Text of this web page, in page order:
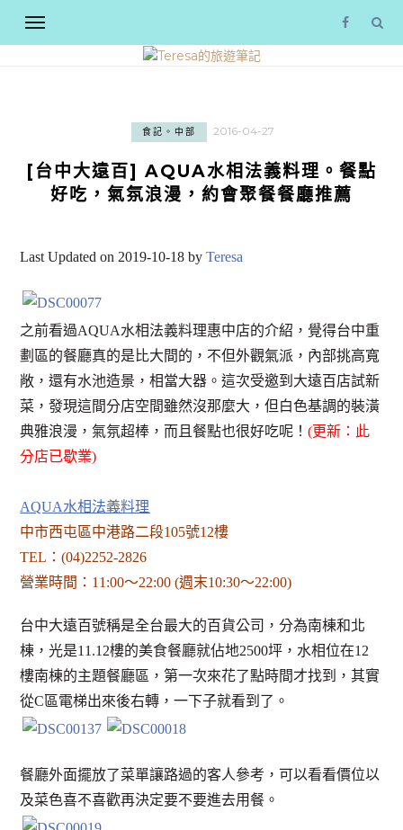
食記。中部 2016-04-27
[台中大遠百] AQUA水相法義料理。餐點
好吃，氣氛浪漫，約會聚餐餐廳推薦
Last Updated on 2019-10-18 byTeresa
之前看過AQUA水相法義料理惠中店的介紹，覺得台中重
劃區的餐廳真的是比大間的，不但外觀氣派，內部挑高寬
敞，還有水池造景，相當大器。這次受邀到大遠百店試新
菜，發現這間分店空間雖然沒那麼大，但白色基調的裝潢
典雅浪漫，氣氛超棒，而且餐點也很好吃呢！(更新：此
分店已歇業)
AQUA水相法義料理
中市西屯區中港路二段105號12樓
TEL：(04)2252-2826
營業時間：11:00～22:00 (週末10:30～22:00)
台中大遠百號稱是全台最大的百貨公司，分為南棟和北
棟，光是11.12樓的美食餐廳就佔地2500坪，水相位在12
樓南棟的主題餐廳區，第一次來花了點時間才找到，其實
從C區電梯出來後右轉，一下子就看到了。
餐廳外面擺放了菜單讓路過的客人參考，可以看看價位以
及菜色喜不喜歡再決定要不要進去用餐。